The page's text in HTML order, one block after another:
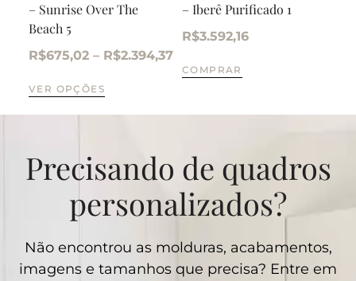
– Sunrise Over The
Beach 5
R$675,02 – R$2.394,37
VER OPÇÕES
– Iberê Purificado 1
R$3.592,16
COMPRAR
Precisando de quadros
personalizados?
Não encontrou as molduras, acabamentos,
imagens e tamanhos que precisa? Entre em